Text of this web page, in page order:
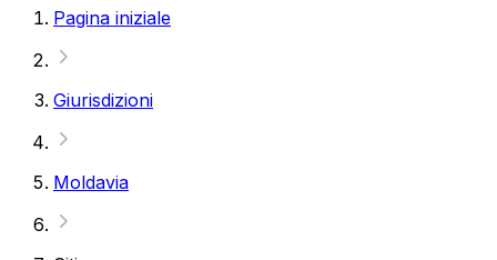
Pagina iniziale
Giurisdizioni
Moldavia